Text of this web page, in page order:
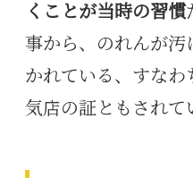
くことが当時の習慣
事から、のれんが
かれている、すな
気店の証ともされて